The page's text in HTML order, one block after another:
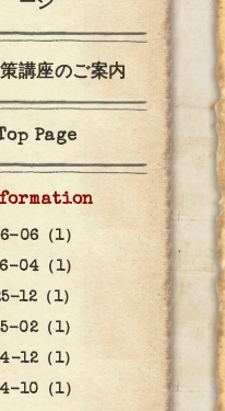
ージ
講座のご案内
Page
06（1）
04（1）
12（1）
02（1）
12（1）
10（1）